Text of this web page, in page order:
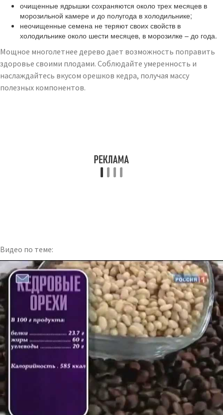
очищенные ядрышки сохраняются около трех месяцев в
морозильной камере и до полугода в холодильнике;
неочищенные семена не теряют своих свойств в
холодильнике около шести месяцев, в морозилке – до года.
Мощное многолетнее дерево дает возможность поправить
здоровье своими плодами. Соблюдайте умеренность и
наслаждайтесь вкусом орешков кедра, получая массу
полезных компонентов.
Видео по теме: